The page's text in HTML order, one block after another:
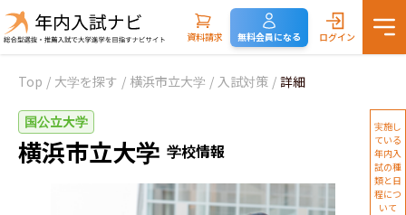
資料請求 無料会員になる ログイン
Top / 大学を探す / 横浜市立大学 / 入試対策 / 詳細
国公立大学
横浜市立大学 学校情報
実施し
ている
年内入
試の種
類と日
程につ
いて